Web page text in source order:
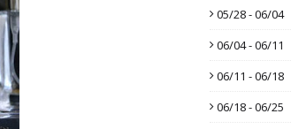
05/28 - 06/04
06/04 - 06/11
06/11 - 06/18
06/18 - 06/25